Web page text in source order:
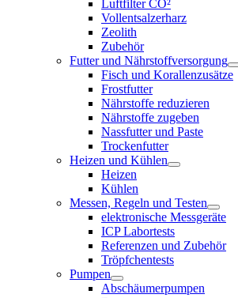
Luftfilter CO²
Vollentsalzerharz
Zeolith
Zubehör
Futter und Nährstoffversorgung
Fisch und Korallenzusätze
Frostfutter
Nährstoffe reduzieren
Nährstoffe zugeben
Nassfutter und Paste
Trockenfutter
Heizen und Kühlen
Heizen
Kühlen
Messen, Regeln und Testen
elektronische Messgeräte
ICP Labortests
Referenzen und Zubehör
Tröpfchentests
Pumpen
Abschäumerpumpen